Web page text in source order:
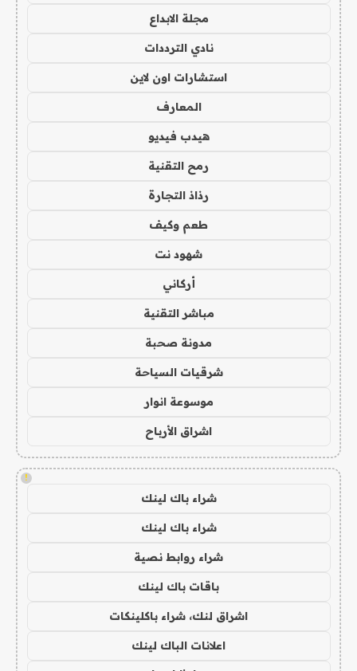
مجلة الابداع
نادي الترددات
استشارات اون لاين
المعارف
هيدب فيديو
رمح التقنية
رذاذ التجارة
طعم وكيف
شهود نت
أركاني
مباشر التقنية
مدونة صحبة
شرقيات السياحة
موسوعة انوار
اشراق الأرباح
!
شراء باك لينك
شراء باك لينك
شراء روابط نصية
باقات باك لينك
اشراق لنك، شراء باكلينكات
اعلانات الباك لينك